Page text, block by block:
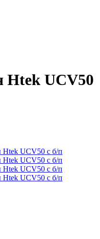
Htek UCV50